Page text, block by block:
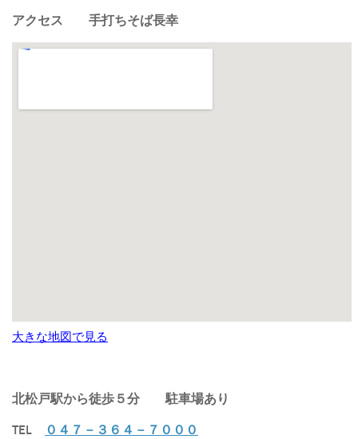
アクセス 手打ちそば長幸
大きな地図で見る
北松戸駅から徒歩５分 駐車場あり
TEL ０４７－３６４－７０００